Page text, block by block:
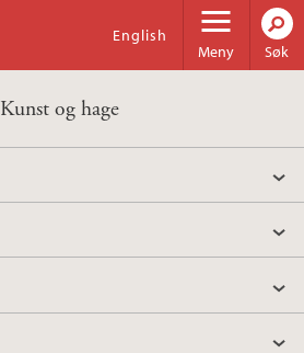
Meny
English
Søk
Kunst og hage